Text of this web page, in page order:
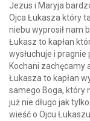
Jezus i Maryja
Ojca Łukasza który
niebu wyprosił nam
Łukasz to kapłan
wysłuchuje i
Kochani zachęcamy
Łukasza to kapłan
samego Boga, który
już nie długo jak
wieść o Ojcu